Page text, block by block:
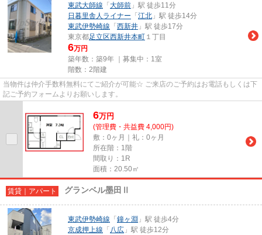
東武大師線 「 大師前 」駅 徒歩11分
日暮里舎人ライナー 「 江北 」駅 徒歩14分
東武伊勢崎線 「 西新井 」駅 徒歩17分
東京都足立区西新井本町 １丁目
6万円
築年数：築9年 ｜募集中： 1室
階数：2階建
当物件は仲介手数料無料にてご紹介が可能☆ ご来店のご予約はお電話もしくは下
記ご予約フォームよりお願いします。
6万円
(管理費・共益費 4,000円)
敷：0ヶ月｜礼：0ヶ月
所在階：1階
間取り：1R
面積：20.50㎡
賃貸｜アパート グランベル墨田Ⅱ
東武伊勢崎線 「 鐘ヶ淵 」駅 徒歩4分
京成押上線 「 八広 」駅 徒歩12分